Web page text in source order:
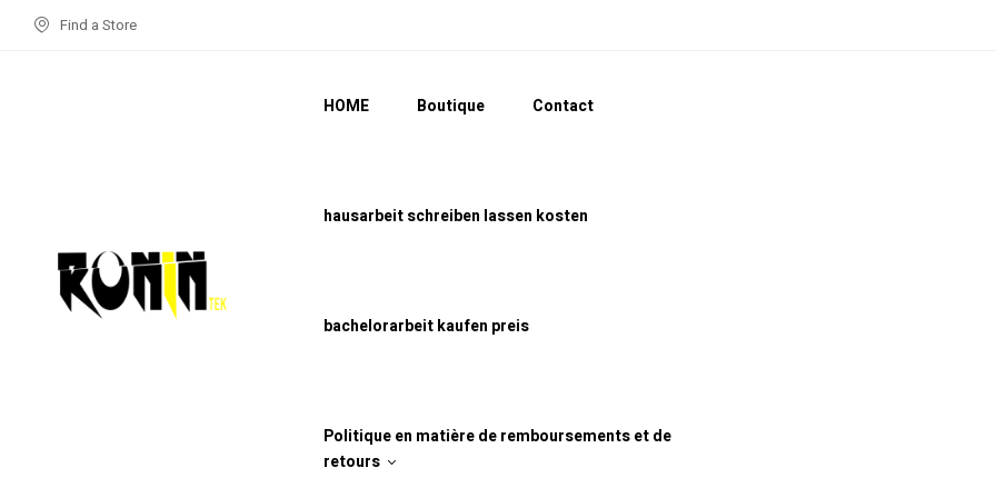
Find a Store
HOME Boutique Contact
hausarbeit schreiben lassen kosten
bachelorarbeit kaufen preis
Politique en matière de remboursements et de
retours